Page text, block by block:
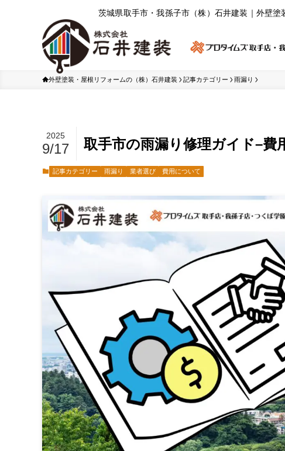
茨城県取⼿市・我孫⼦市（株）⽯井建装｜外壁
外壁塗装・屋根リフォームの（株）石井建装 記事カテゴリー 雨漏り
取手市の雨漏り修理ガイド–費
2025
9/17
記事カテゴリー 雨漏り 業者選び 費用について